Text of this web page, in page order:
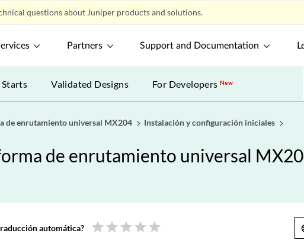
questions about Juniper products and solutions.
Partners Support and Documentation
Validated Designs For DevelopersNew
de enrutamiento universal MX204 Instalación y configuración iniciales
de enrutamiento universal
automática? star star star star star